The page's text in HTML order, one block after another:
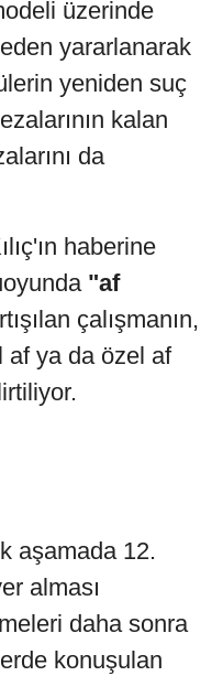
üzerinde
yararlanarak
yeniden suç
kalan
da
haberine
"af
çalışmanın,
af ya da özel af
aşamada 12.
alması
daha sonra
konuşulan